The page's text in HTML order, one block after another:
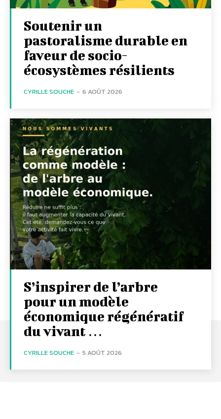
Soutenir un
pastoralisme durable en
faveur de socio-
écosystèmes résilients
CYRILLE SOUCHE - 6 AOÛT 2026
S’inspirer de l’arbre
pour un modèle
économique régénératif
du vivant …
CYRILLE SOUCHE - 5 AOÛT 2026